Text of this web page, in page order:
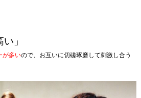
」
が多いので、お互いに切磋琢磨して刺激し合う